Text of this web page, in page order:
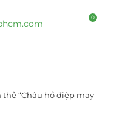
0
“Châu hồ điệp may